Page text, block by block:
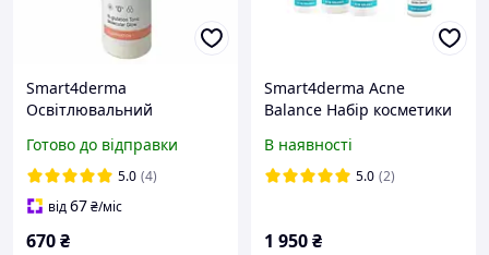
Smart4derma
Освітлювальний
ніацинамідом та
глутатіоном, 250 мл
Готово до відправки
5.0 (4)
від67₴/міс
670₴
Smart4derma Acne
Balance Набір косметики
В наявності
5.0 (2)
1 950₴